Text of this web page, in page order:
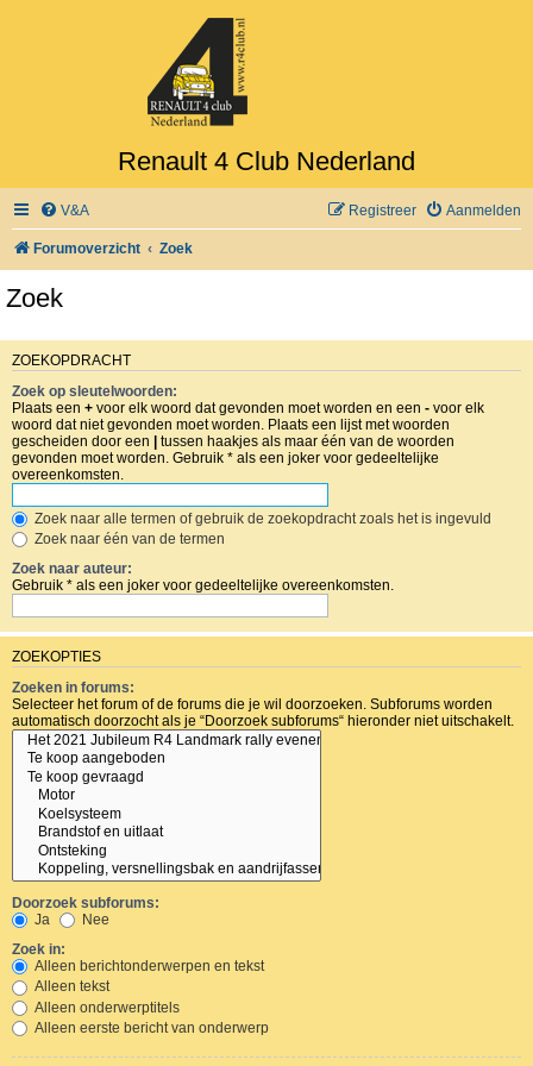
Renault 4 Club Nederland
V&A Aanmelden
Registreer
Forumoverzicht Zoek
Zoek
ZOEKOPDRACHT
Zoek op sleutelwoorden:
Plaats een + voor elk woord dat gevonden moet worden en een - voor elk
woord dat niet gevonden moet worden. Plaats een lijst met woorden
gescheiden door een | tussen haakjes als maar één van de woorden
gevonden moet worden. Gebruik * als een joker voor gedeeltelijke
overeenkomsten.
Zoek naar alle termen of gebruik de zoekopdracht zoals het is ingevuld
Zoek naar één van de termen
Zoek naar auteur:
Gebruik * als een joker voor gedeeltelijke overeenkomsten.
ZOEKOPTIES
Zoeken in forums:
Selecteer het forum of de forums die je wil doorzoeken. Subforums worden
automatisch doorzocht als je “Doorzoek subforums“ hieronder niet uitschakelt.
Doorzoek subforums:
Ja
Nee
Zoek in:
Alleen berichtonderwerpen en tekst
Alleen tekst
Alleen onderwerptitels
Alleen eerste bericht van onderwerp